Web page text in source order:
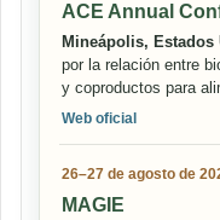
ACE Annual
Mineápolis, Estados
por la relación entre
y coproductos para
Web oficial
26–27 de agosto de
MAGIE